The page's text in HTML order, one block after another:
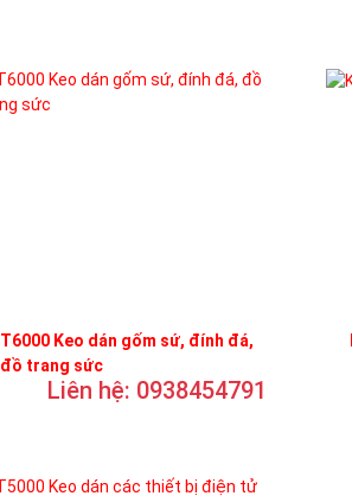
T6000 Keo dán gốm sứ, đính đá,
đồ trang sức
Liên hệ: 0938454791